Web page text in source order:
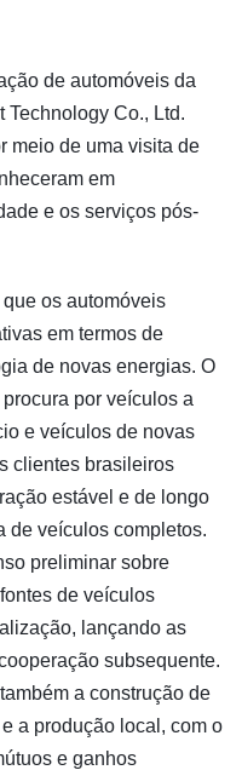
de automóveis da
Co., Ltd.
meio de uma visita de
em
e os serviços pós-
os automóveis
em termos de
de novas energias. O
por veículos a
e veículos de novas
clientes brasileiros
estável e de longo
de veículos completos.
preliminar sobre
de veículos
lançando as
subsequente.
a construção de
a produção local, com o
e ganhos